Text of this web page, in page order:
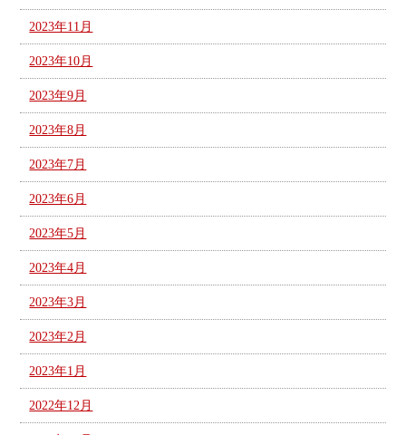
2023年11月
2023年10月
2023年9月
2023年8月
2023年7月
2023年6月
2023年5月
2023年4月
2023年3月
2023年2月
2023年1月
2022年12月